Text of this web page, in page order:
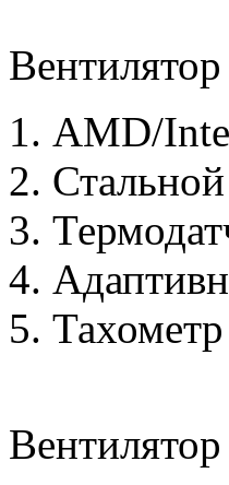
AMD/
Тахометр